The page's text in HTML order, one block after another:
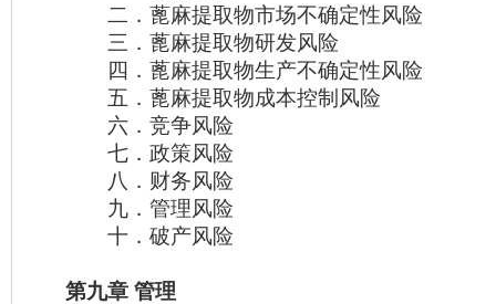
二．蓖麻提取物市场不确定性风险
三．蓖麻提取物研发风险
四．蓖麻提取物生产不确定性风险
五．蓖麻提取物成本控制风险
六．竞争风险
七．政策风险
八．财务风险
九．管理风险
十．破产风险
第九章 管理